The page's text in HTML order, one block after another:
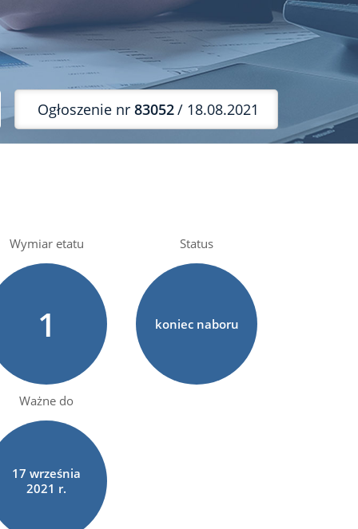
Ogłoszenie nr 83052/ 18.08.2021
Wymiar etatu
1
Status
koniec naboru
Ważne do
17września
2021 r.